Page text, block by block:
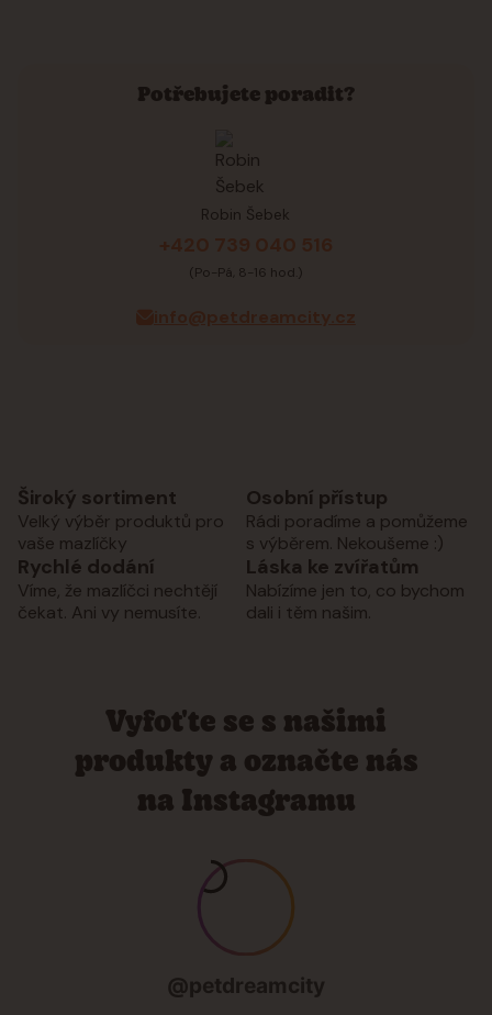
Potřebujete poradit?
Robin Šebek
+420 739 040 516
(Po-Pá, 8-16 hod.)
info@petdreamcity.cz
Široký sortiment
Velký výběr produktů pro
vaše mazlíčky
Osobní přístup
Rádi poradíme a pomůžeme
s výběrem. Nekoušeme :)
Rychlé dodání
Víme, že mazlíčci nechtějí
čekat. Ani vy nemusíte.
Láska ke zvířatům
Nabízíme jen to, co bychom
dali i těm našim.
Vyfoťte se s našimi
produkty a označte nás
na Instagramu